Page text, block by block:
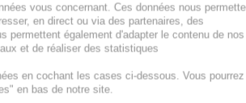
détente. Avec sa forme de licorne
maux de ventre et réchauffe en
pour les enfants et les adultes
vous concernant. Ces données nous
en direct ou via des partenaires, des
également d'adapter le contenu de nos
et de réaliser des statistiques
en cochant les cases ci-dessous. Vous pourrez
en bas de notre site.